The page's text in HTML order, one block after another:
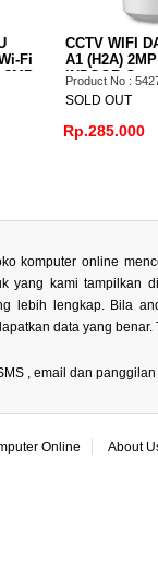
Rp.299.000
INFORCE
WIFI S11 3
TUYA
Product No :
SOLD OUT
komputer online
yang kami tampilkan
lebih lengkap. Bila
data yang benar.
, email dan
Online About